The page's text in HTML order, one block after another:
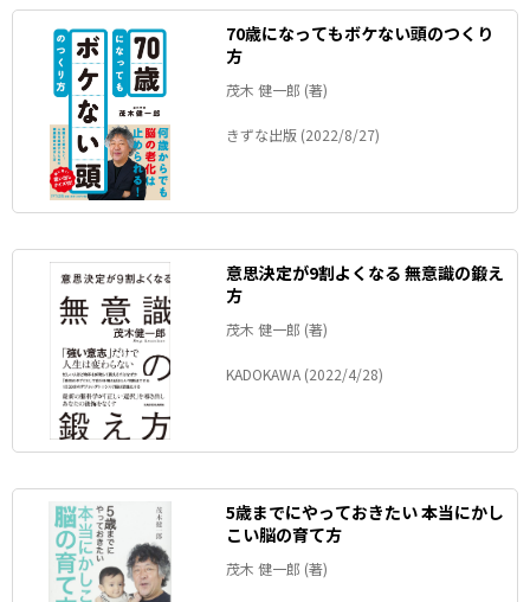
70歳になってもボケない頭のつくり
方
茂木 健一郎 (著)
きずな出版 (2022/8/27)
意思決定が9割よくなる 無意識の鍛え
方
茂木 健一郎 (著)
KADOKAWA (2022/4/28)
5歳までにやっておきたい 本当にかし
こい脳の育て方
茂木 健一郎 (著)